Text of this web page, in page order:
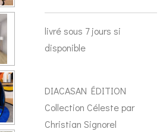
livré sous 7 jours si
disponible
DIACASAN ÉDITION
Collection Céleste par
Christian Signorel